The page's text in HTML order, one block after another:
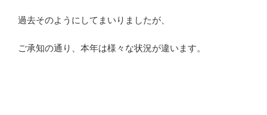
過去そのようにしてまいりましたが、
ご承知の通り、本年は様々な状況が違います。